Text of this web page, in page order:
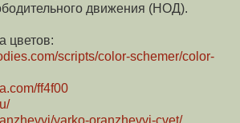
движения (НОД).
цветов:
scripts/color-schemer/color-
ff4f00
yarko-oranzhevyj-cvet/